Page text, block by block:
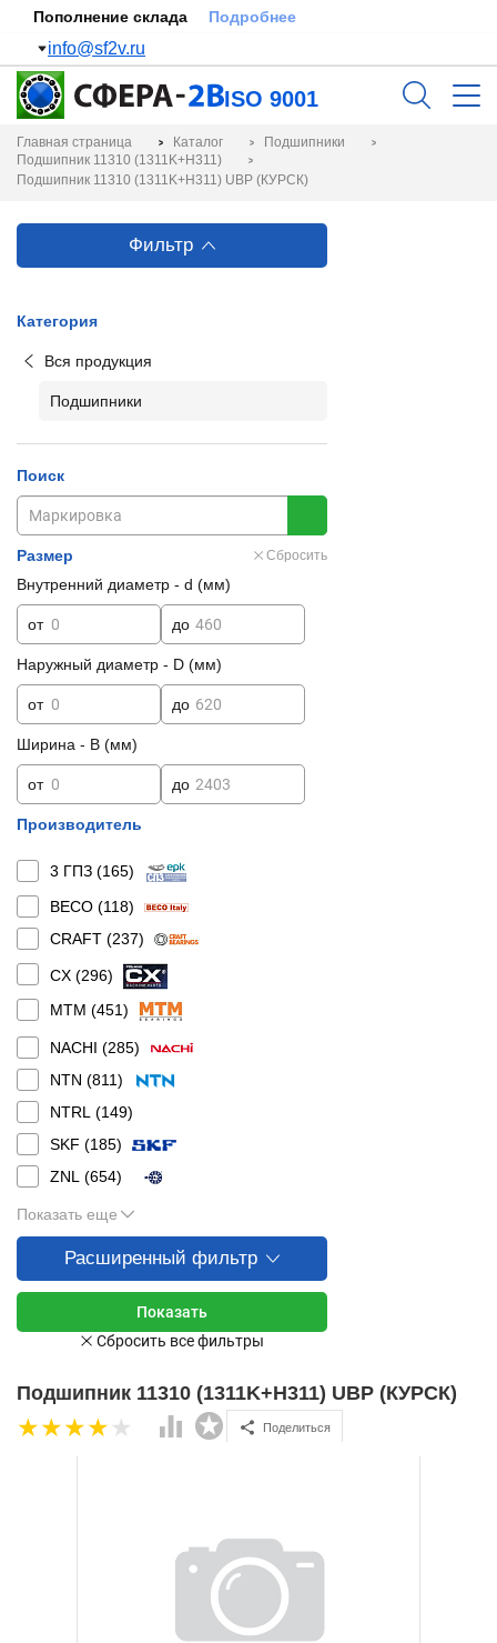
Пополнение склада Подробнее
info@sf2v.ru
ISO 9001
Главная страница Каталог
Подшипники
Подшипник 11310 (1311K+H311)
Подшипник 11310 (1311K+H311) UBP (КУРСК)
Фильтр
Категория
Вся продукция
Подшипники
Поиск
Размер Сбросить
Внутренний диаметр - d (мм)
от до
Наружный диаметр - D (мм)
от до
Ширина - B (мм)
от до
Производитель
3 ГПЗ (165)
BECO (118)
CRAFT (237)
CX (296)
MTM (451)
NACHI (285)
NTN (811)
NTRL (149)
SKF (185)
ZNL (654)
Показать еще
Расширенный фильтр
Подшипник 11310 (1311K+H311) UBP (КУРСК)
Поделиться